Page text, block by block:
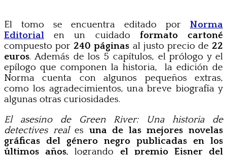
El tomo se encuentra editado por Norma
Editorial en un cuidado formato cartoné
compuesto por 240 páginas al justo precio de 22
euros. Además de los 5 capítulos, el prólogo y el
epílogo que componen la historia, la edición de
Norma cuenta con algunos pequeños extras,
como los agradecimientos, una breve biografía y
algunas otras curiosidades.
El asesino de Green River: Una historia de
detectives reales una de las mejores novelas
gráficas del género negro publicadas en los
últimos años, logrando el premio Eisner del